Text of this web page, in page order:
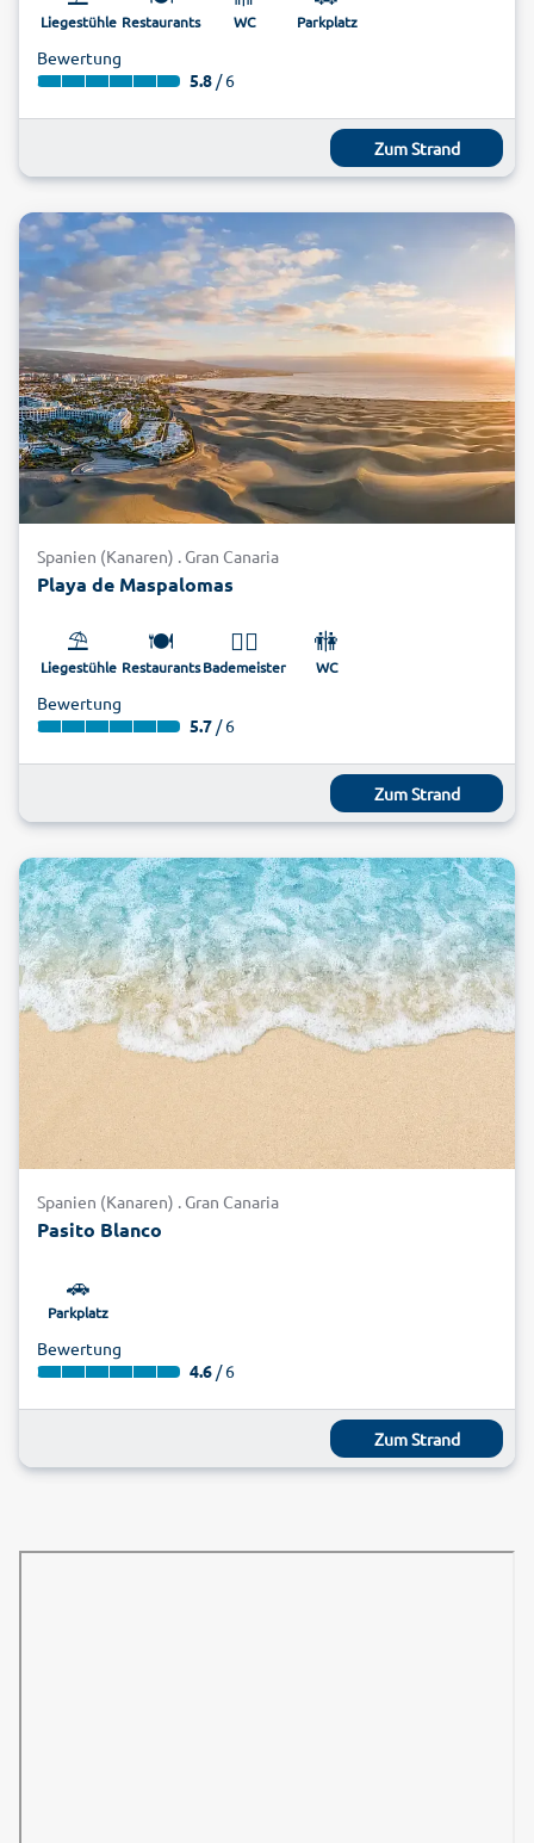
Liegestühle Restaurants WC Parkplatz
Bewertung
5.8 / 6
Zum Strand
Spanien (Kanaren) . Gran Canaria
Playa de Maspalomas
⛱️
Liegestühle
🍽️
Restaurants
🏊‍♂️
Bademeister
🚻
WC
Bewertung
5.7 / 6
Zum Strand
Spanien (Kanaren) . Gran Canaria
Pasito Blanco
🚗
Parkplatz
Bewertung
4.6 / 6
Zum Strand